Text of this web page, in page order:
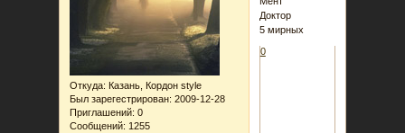
Откуда: Казань, Кордон style
Был зарегестрирован: 2009-12-28
Приглашений: 0
Сообщений: 1255
Доктор
5 мирных
0